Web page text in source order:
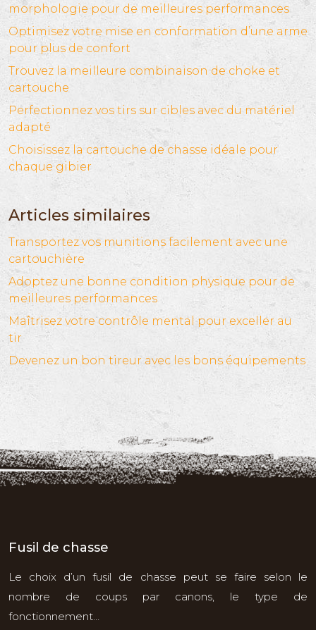
morphologie pour de meilleures performances
Optimisez votre mise en conformation d’une arme
pour plus de confort
Trouvez la meilleure combinaison de choke et
cartouche
Perfectionnez vos tirs sur cibles avec du matériel
adapté
Choisissez la cartouche de chasse idéale pour
chaque gibier
Articles similaires
Transportez vos munitions facilement avec une
cartouchière
Adoptez une bonne condition physique pour de
meilleures performances
Maîtrisez votre contrôle mental pour exceller au
tir
Devenez un bon tireur avec les bons équipements
Fusil de chasse
Le choix d’un fusil de chasse peut se faire selon le
nombre de coups par canons, le type de
fonctionnement…